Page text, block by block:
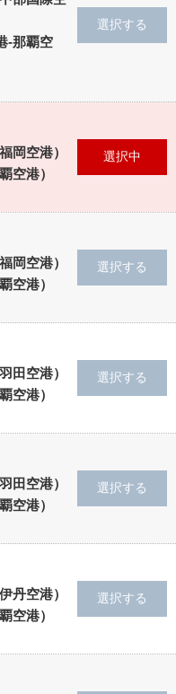
‐那覇空
岡空港）
空港）
岡空港）
空港）
田空港）
空港）
田空港）
空港）
丹空港）
空港）